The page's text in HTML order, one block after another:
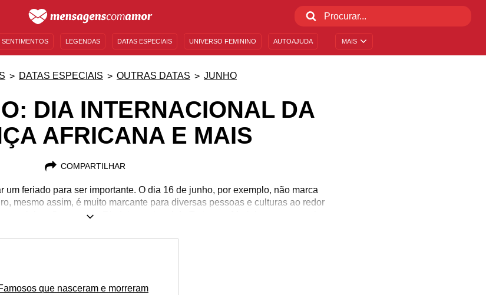
MAIS
SENTIMENTOS LEGENDAS DATAS ESPECIAIS UNIVERSO FEMININO AUTOAJUDA
DATAS ESPECIAIS OUTRAS DATAS JUNHO
DIA INTERNACIONAL DA
AFRICANA E MAIS
COMPARTILHAR
um feriado para ser importante. O dia 16 de junho, por exemplo, não marca
mesmo assim, é muito marcante para diversas pessoas e culturas ao redor
celebrações como o Dia Internacional da Tartaruga Marinha, por exemplo,
especiais, a questão dos signos, pedras e até mesmo aniversários de morte
Ficou curioso? Nesta página, você encontra todas as informações sobre
que nasceram e morreram